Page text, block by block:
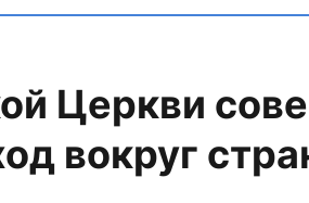
Церкви
вокруг